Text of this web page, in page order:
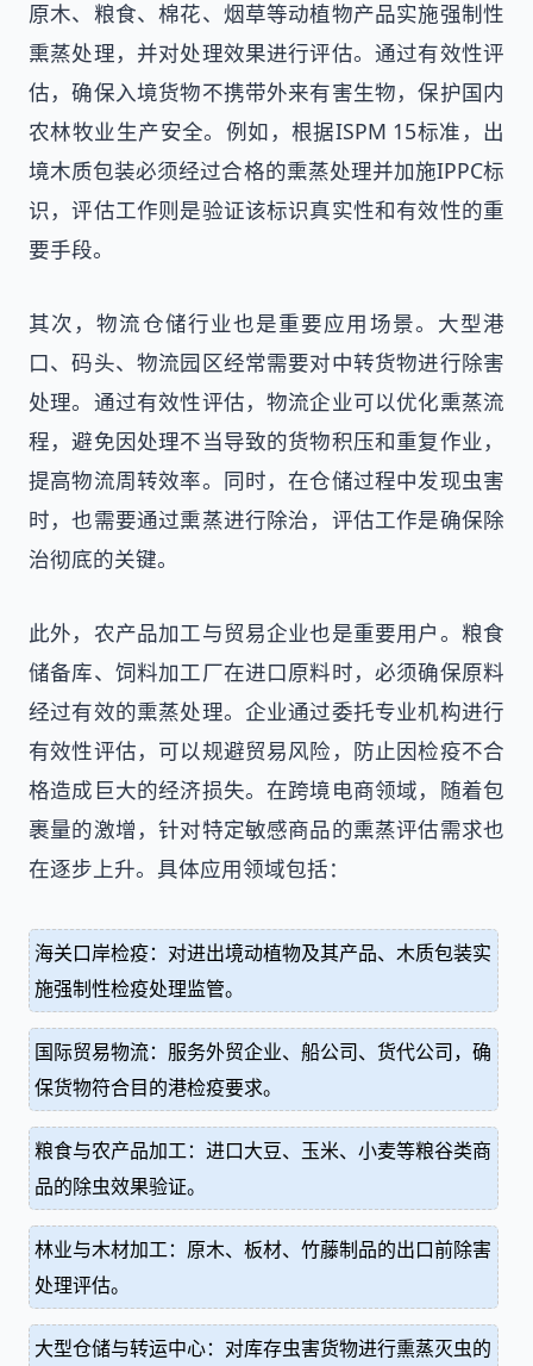
原木、粮食、棉花、烟草等动植物产品实施强制性
熏蒸处理，并对处理效果进行评估。通过有效性评
估，确保入境货物不携带外来有害生物，保护国内
农林牧业生产安全。例如，根据ISPM 15标准，出
境木质包装必须经过合格的熏蒸处理并加施IPPC标
识，评估工作则是验证该标识真实性和有效性的重
要手段。
其次，物流仓储行业也是重要应用场景。大型港
口、码头、物流园区经常需要对中转货物进行除害
处理。通过有效性评估，物流企业可以优化熏蒸流
程，避免因处理不当导致的货物积压和重复作业，
提高物流周转效率。同时，在仓储过程中发现虫害
时，也需要通过熏蒸进行除治，评估工作是确保除
治彻底的关键。
此外，农产品加工与贸易企业也是重要用户。粮食
储备库、饲料加工厂在进口原料时，必须确保原料
经过有效的熏蒸处理。企业通过委托专业机构进行
有效性评估，可以规避贸易风险，防止因检疫不合
格造成巨大的经济损失。在跨境电商领域，随着包
裹量的激增，针对特定敏感商品的熏蒸评估需求也
在逐步上升。具体应用领域包括：
海关口岸检疫：对进出境动植物及其产品、木质包装实
施强制性检疫处理监管。
国际贸易物流：服务外贸企业、船公司、货代公司，确
保货物符合目的港检疫要求。
粮食与农产品加工：进口大豆、玉米、小麦等粮谷类商
品的除虫效果验证。
林业与木材加工：原木、板材、竹藤制品的出口前除害
处理评估。
大型仓储与转运中心：对库存虫害货物进行熏蒸灭虫的